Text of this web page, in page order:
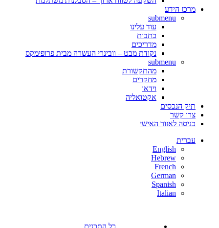
מרכז הידע
submenu
עוד עלינו
כתבות
מדריכים
נקודת מבט – וובינרי העשרה מבית פרופימקס
submenu
מהתקשורת
מחקרים
וידאו
אקטואליה
תיק הנכסים
צרו קשר
כניסה לאזור האישי
עברית
English
Hebrew
French
German
Spanish
Italian
כל התכנים